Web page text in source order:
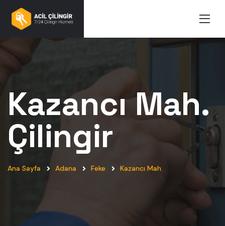
Kazancı Mah.
Çilingir
Ana Sayfa Adana Feke Kazancı Mah.